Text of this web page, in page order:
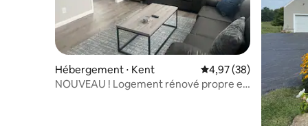
Hébergement ⋅ Kent Évaluation moyenne
4,97 (38)
NOUVEAU ! Logement rénové propre et